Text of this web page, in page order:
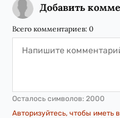
Добавить
Всего комментариев: 0
Осталось символов: 2000
Авторизуйтесь, чтобы иметь